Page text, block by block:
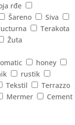
rđe
Šareno
Siva
Terakota
Žuta
honey
rustik
Tekstil
Terrazzo
Mermer
Cement